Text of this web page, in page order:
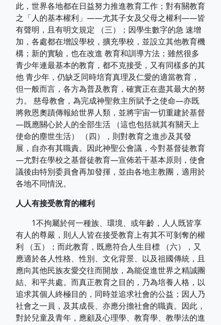
此，世界各地都在日益努力推進教育工作；對有關教育
之「人的基本權利」——尤其子女及父母之權利——皆
有聲明，且有明文規定 （三）；因學生數字的急 速增
加，各處都在增設學校，擴充學校，並設立其他教育機
構；新的實驗，也在改進 教育和訓導方法；雖然很多
青少年連最基本的教育，都不克接受，又有同樣多的其
他 青少年，仍缺乏同時培育真理及仁愛的適當教育，
但一般而言，各方為普及教育，確實正在盡其最大的努
力。 慈母教會，為完成神聖救主所賦予之使命—亦既
將救恩奧蹟傳報給世界人類，並將宇宙一切重建於基督
—既應關心於人的全部生活 （這也包括就其有關天上
使命的塵世生活） （四），則對教育之進步及其發
展，自亦有其職責。因此神聖公會議，今對基督徒教育
—尤對在學校之基督徒教育—宣佈若干基本原則，使會
議後由特別委員會再加發揮，並由各地主教團，適用於
各地不同情況。
人人有接受教育的權利
1不拘屬於何一種族、環境、或年齡，人人既皆享
有人的尊嚴，則人人皆在接受教育上有其不可剝奪的權
利 （五）；而此教育，既應符合人生目標 （六），又
應適於各人性格、性別、文化背景、以及祖國傳統，且
應向其他民族友愛交往而開放，為能促進世界之精誠團
結、和平共處。而真正教育之目的，乃為培養人格，以
追求其個人終極目的，同時並追求社會的公益；因人乃
社會之一員，及其成長、亦應分擔社會的職責。因此，
對於兒童及青年，應顧及心理學、教育學、教學法的進